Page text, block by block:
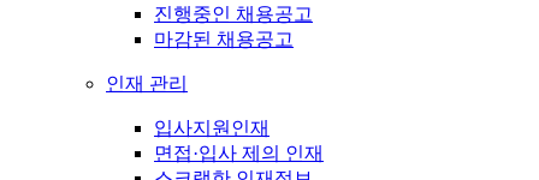
진행중인 채용공고
마감된 채용공고
인재 관리
입사지원인재
면접·입사 제의 인재